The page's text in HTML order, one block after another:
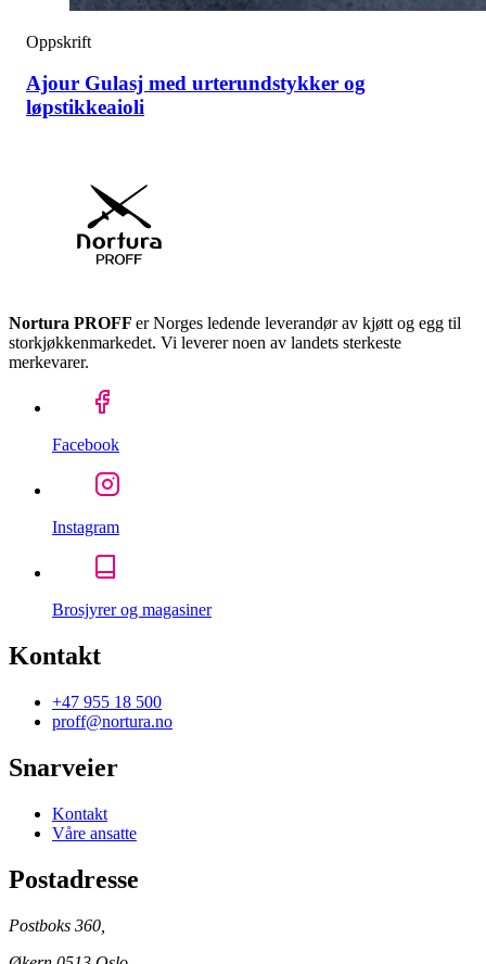
Oppskrift
Ajour Gulasj med urterundstykker og
løpstikkeaioli
Nortura PROFF er Norges ledende leverandør av kjøtt og egg til
storkjøkkenmarkedet. Vi leverer noen av landets sterkeste
merkevarer.
Facebook
Instagram
Brosjyrer og magasiner
Kontakt
+47 955 18 500
proff@nortura.no
Snarveier
Kontakt
Våre ansatte
Postadresse
Postboks 360,